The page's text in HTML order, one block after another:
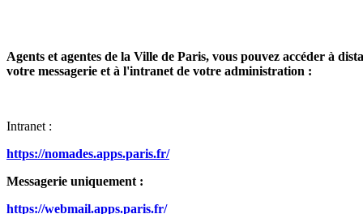
Agents et agentes de la Ville de Paris, vous pouvez accéder à
votre messagerie et à l'intranet de votre administration :
Intranet :
https://nomades.apps.paris.fr/
Messagerie uniquement :
https://webmail.apps.paris.fr/